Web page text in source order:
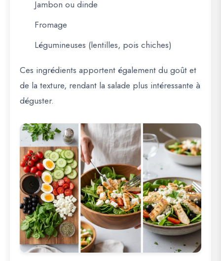
Jambon ou dinde
Fromage
Légumineuses (lentilles, pois chiches)
Ces ingrédients apportent également du goût et
de la texture, rendant la salade plus intéressante à
déguster.